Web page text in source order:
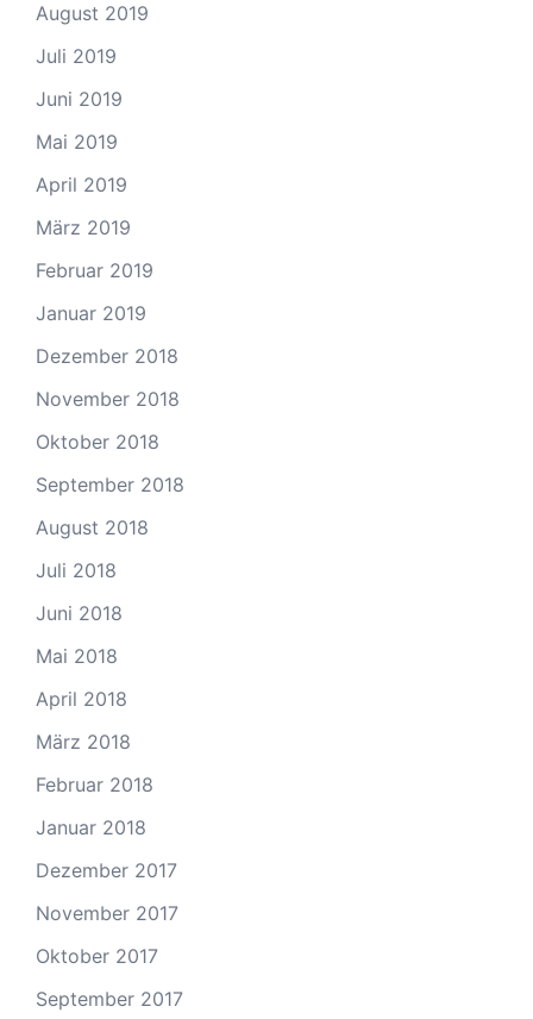
August 2019
Juli 2019
Juni 2019
Mai 2019
April 2019
März 2019
Februar 2019
Januar 2019
Dezember 2018
November 2018
Oktober 2018
September 2018
August 2018
Juli 2018
Juni 2018
Mai 2018
April 2018
März 2018
Februar 2018
Januar 2018
Dezember 2017
November 2017
Oktober 2017
September 2017